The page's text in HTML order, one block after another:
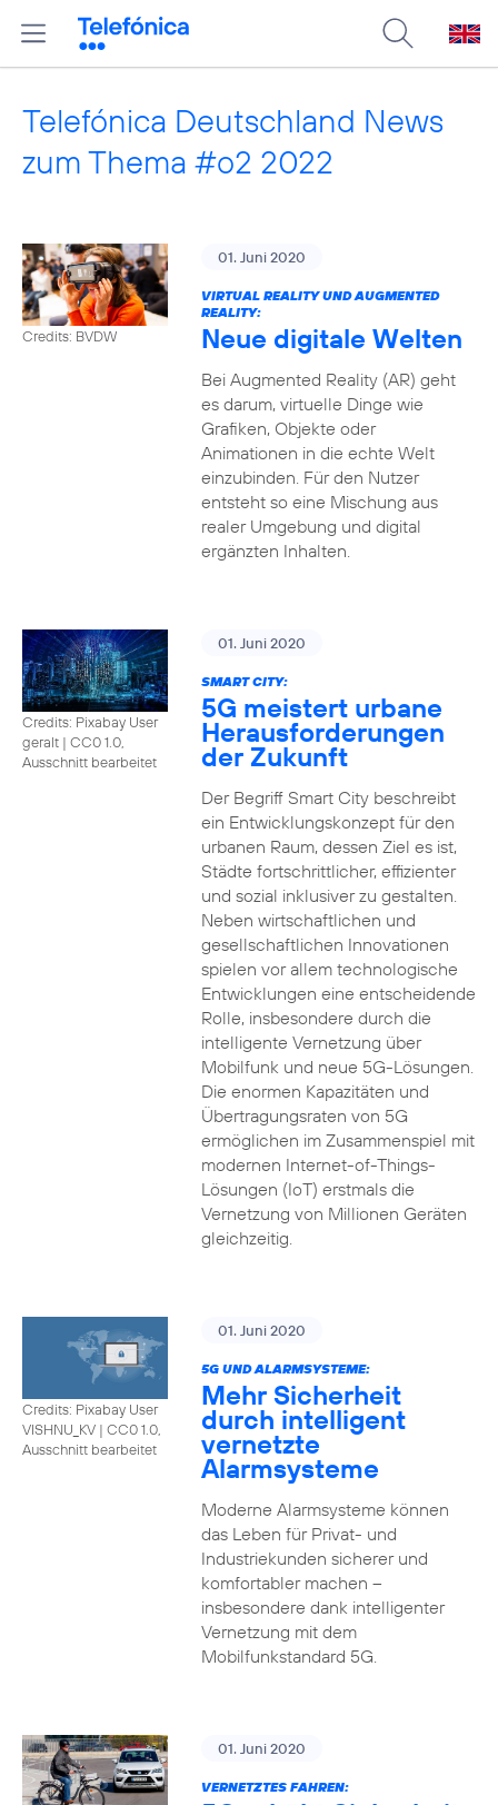
Telefónica Deutschland News
zum Thema #o2 2022
Credits: BVDW
01. Juni 2020
VIRTUAL REALITY UND AUGMENTED
REALITY:
Neue digitale Welten
Bei Augmented Reality (AR) geht
es darum, virtuelle Dinge wie
Grafiken, Objekte oder
Animationen in die echte Welt
einzubinden. Für den Nutzer
entsteht so eine Mischung aus
realer Umgebung und digital
ergänzten Inhalten.
Credits: Pixabay User
geralt | CC0 1.0,
Ausschnitt bearbeitet
01. Juni 2020
SMART CITY:
5G meistert urbane
Herausforderungen
der Zukunft
Der Begriff Smart City beschreibt
ein Entwicklungskonzept für den
urbanen Raum, dessen Ziel es ist,
Städte fortschrittlicher, effizienter
und sozial inklusiver zu gestalten.
Neben wirtschaftlichen und
gesellschaftlichen Innovationen
spielen vor allem technologische
Entwicklungen eine entscheidende
Rolle, insbesondere durch die
intelligente Vernetzung über
Mobilfunk und neue 5G-Lösungen.
Die enormen Kapazitäten und
Übertragungsraten von 5G
ermöglichen im Zusammenspiel mit
modernen Internet-of-Things-
Lösungen (IoT) erstmals die
Vernetzung von Millionen Geräten
gleichzeitig.
Credits: Pixabay User
VISHNU_KV | CC0 1.0,
Ausschnitt bearbeitet
01. Juni 2020
5G UND ALARMSYSTEME:
Mehr Sicherheit
durch intelligent
vernetzte
Alarmsysteme
Moderne Alarmsysteme können
das Leben für Privat- und
Industriekunden sicherer und
komfortabler machen –
insbesondere dank intelligenter
Vernetzung mit dem
Mobilfunkstandard 5G.
01. Juni 2020
VERNETZTES FAHREN: